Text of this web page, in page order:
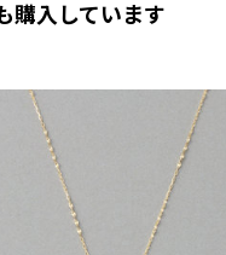
購入しています